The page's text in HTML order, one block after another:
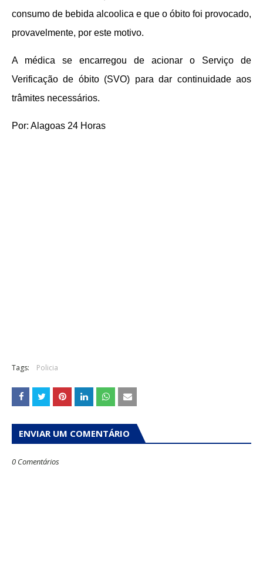
consumo de bebida alcoolica e que o óbito foi provocado,
provavelmente, por este motivo.
A médica se encarregou de acionar o Serviço de
Verificação de óbito (SVO) para dar continuidade aos
trâmites necessários.
Por: Alagoas 24 Horas
Tags: Policia
ENVIAR UM COMENTÁRIO
0 Comentários